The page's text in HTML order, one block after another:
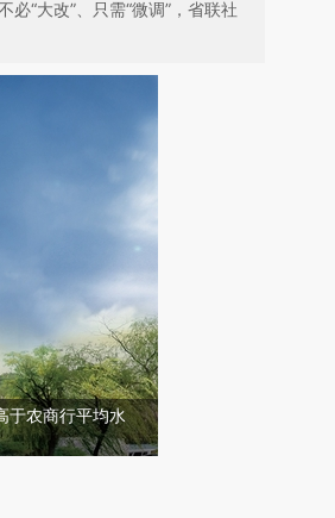
“大改”、只需“微调”，省联社
于农商行平均水